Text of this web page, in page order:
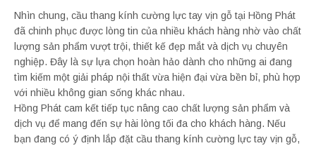
Nhìn chung, cầu thang kính cường lực tay vịn gỗ tại Hồng Phát
đã chinh phục được lòng tin của nhiều khách hàng nhờ vào chất
lượng sản phẩm vượt trội, thiết kế đẹp mắt và dịch vụ chuyên
nghiệp. Đây là sự lựa chọn hoàn hảo dành cho những ai đang
tìm kiếm một giải pháp nội thất vừa hiện đại vừa bền bỉ, phù hợp
với nhiều không gian sống khác nhau.
Hồng Phát cam kết tiếp tục nâng cao chất lượng sản phẩm và
dịch vụ để mang đến sự hài lòng tối đa cho khách hàng. Nếu
bạn đang có ý định lắp đặt cầu thang kính cường lực tay vịn gỗ,